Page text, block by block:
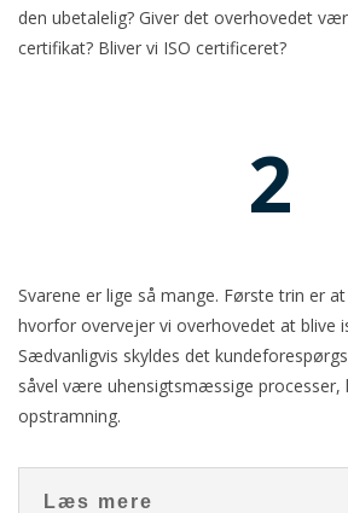
den ubetalelig? Giver det overhovedet
certifikat? Bliver vi ISO certificeret?
2
Svarene er lige så mange. Første trin er
hvorfor overvejer vi overhovedet at blive
Sædvanligvis skyldes det
såvel være uhensigtsmæssige processer,
opstramning.
Læs mere